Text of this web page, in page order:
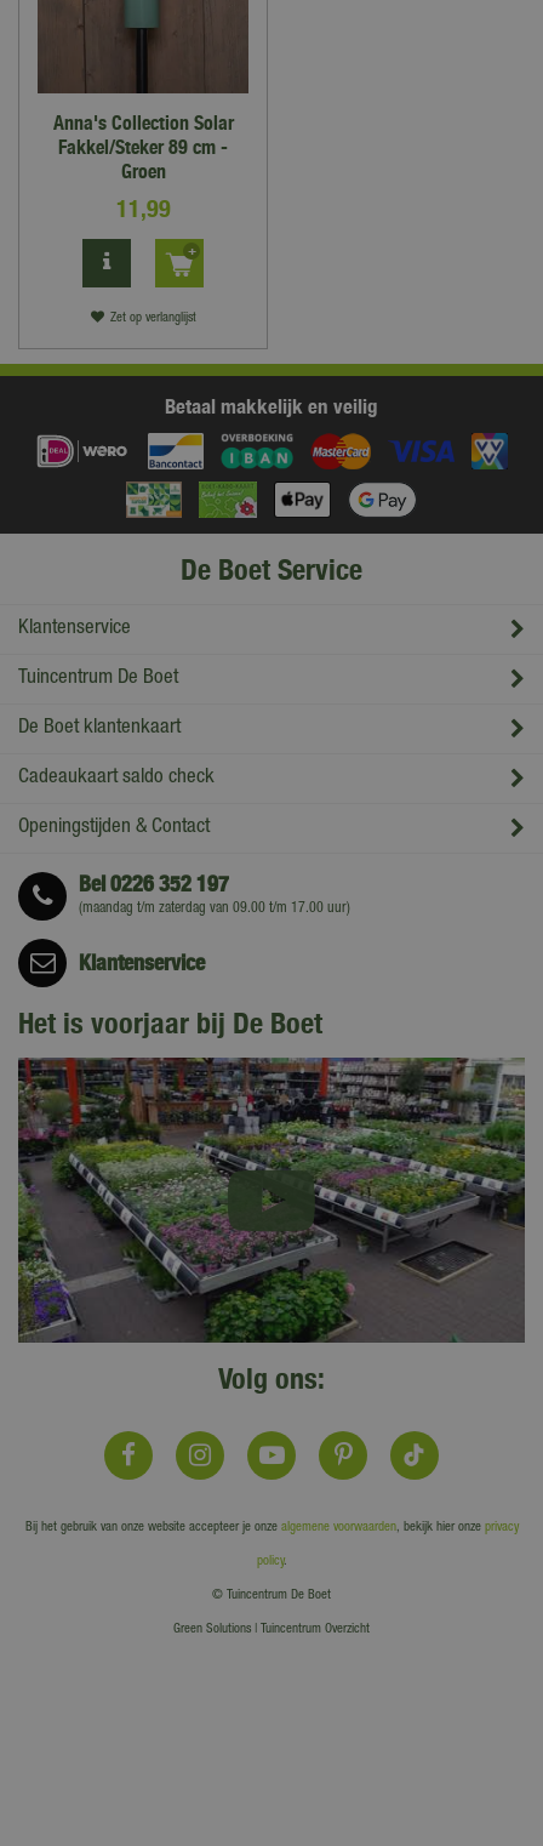
Anna's Collection Solar
Fakkel/Steker 89 cm -
Groen
11,99
Zet op verlanglijst
Betaal makkelijk en veilig
De Boet Service
Klantenservice
Tuincentrum De Boet
De Boet klantenkaart
Cadeaukaart saldo check
Openingstijden & Contact
Bel0226 352 197
(maandag t/m zaterdag van 09.00 t/m 17.00 uur)
Klantenservice
Het is voorjaar bij De Boet
Volg ons:
Bij het gebruik van onze website accepteer je onze algemene voorwaarden, bekijk hier onze privacy
policy.
© Tuincentrum De Boet
Green Solutions Tuincentrum Overzicht